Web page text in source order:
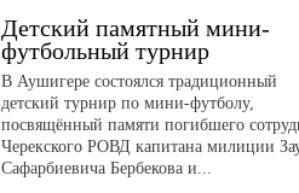
Детский памятный мини-
футбольный турнир
В Аушигере состоялся традиционный
детский турнир по мини-футболу,
посвящённый памяти погибшего
Черекского РОВД капитана милиции
Сафарбиевича Бербекова и...